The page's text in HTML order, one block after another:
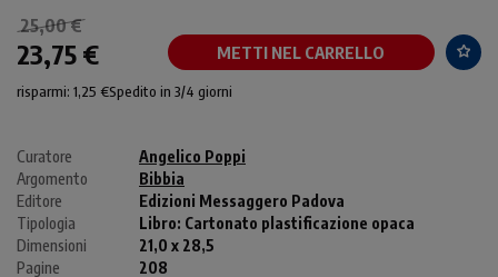
25,00 €
23,75 € METTI NEL CARRELLO
risparmi: 1,25 €Spedito in 3/4 giorni
Curatore
Angelico Poppi
Argomento
Bibbia
Editore
Edizioni Messaggero Padova
Tipologia
Libro: Cartonato plastificazione opaca
Dimensioni
21,0 x 28,5
Pagine
208